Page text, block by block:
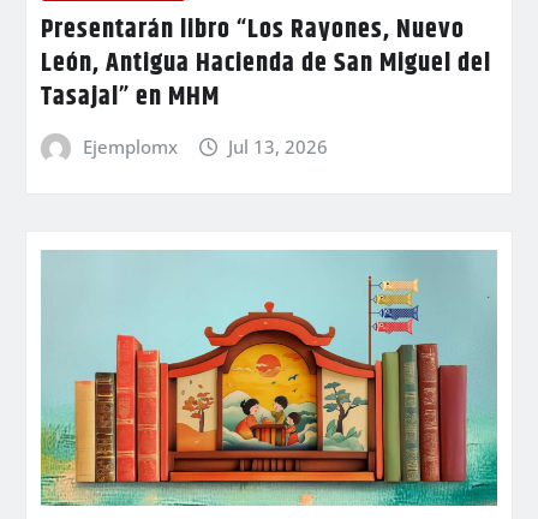
Presentarán libro “Los Rayones, Nuevo
León, Antigua Hacienda de San Miguel del
Tasajal” en MHM
Ejemplomx Jul 13, 2026